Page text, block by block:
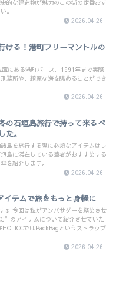
的な建造物が魅力のこの街の定番おす
。
2026.04.26
ける！港町フリーマントルの
にある港町パース。1991年まで実際
務所や、綺麗な海を眺めることができ
2026.04.26
の石垣島旅行で持って来るべ
。
島を旅行する際に必須なアイテムはレ
島に滞在している筆者がおすすめする
を紹介します。
2026.04.26
イテムで旅をもっと身軽に
🌷 今回は私がアンバサダーを務めさせ
のアイテムについて紹介させていた
ではPackBagというストラップ
2026.04.26